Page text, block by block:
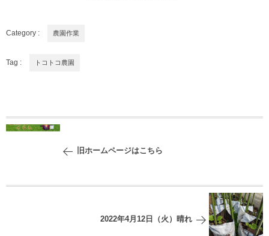
Category : 農園作業
Tag : トコトコ農園
旧ホームページはこちら
2022年4月12日（火）晴れ